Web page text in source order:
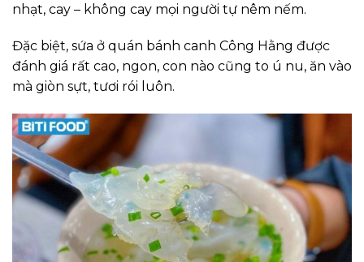
nhạt, cay – không cay mọi người tự nêm nếm.
Đặc biệt, sứa ở quán bánh canh Công Hằng được
đánh giá rất cao, ngon, con nào cũng to ú nu, ăn vào
mà giòn sựt, tươi rói luôn.